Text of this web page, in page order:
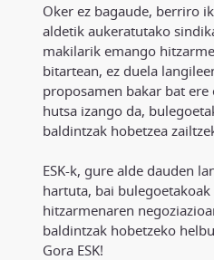
Oker ez bagaude, berriro
aldetik aukeratutako
makilarik emango
bitartean, ez duela
proposamen bakar bat
hutsa izango da,
baldintzak hobetzea
ESK-k, gure alde dauden
hartuta, bai
hitzarmenaren
baldintzak hobetzeko
Gora ESK!